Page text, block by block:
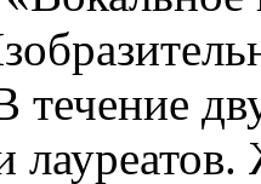
течение